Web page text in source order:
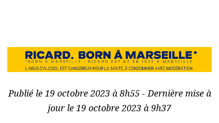
Publié le 19 octobre 2023 à 8h55 - Dernière mise à
jour le 19 octobre 2023 à 9h37